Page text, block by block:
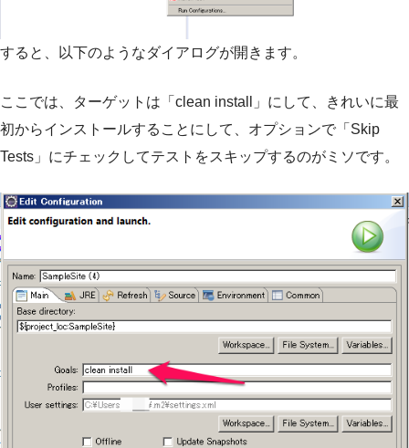
すると、以下のようなダイアログが開きます。
ここでは、ターゲットは「clean install」にして、きれいに最
初からインストールすることにして、オプションで「Skip
Tests」にチェックしてテストをスキップするのがミソです。